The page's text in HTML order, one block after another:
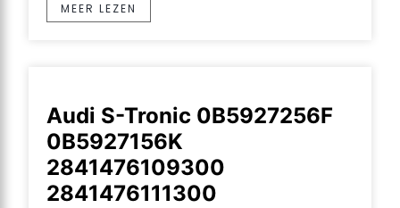
MEER LEZEN
Audi S-Tronic 0B5927256F
0B5927156K
2841476109300
2841476111300